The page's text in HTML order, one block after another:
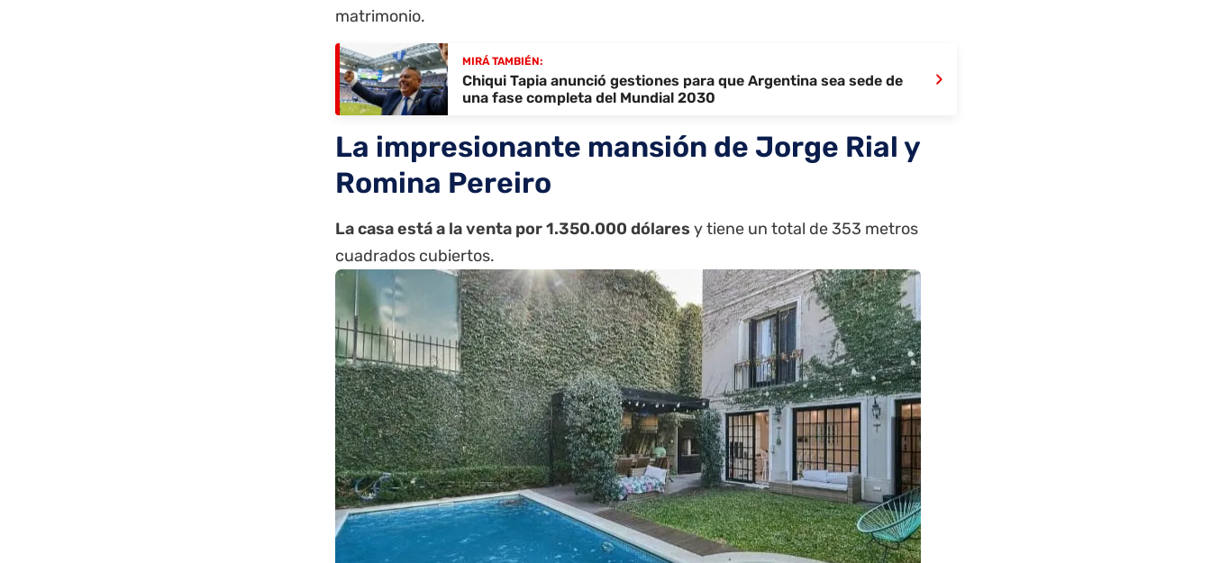
matrimonio.
MIRÁ TAMBIÉN:
Chiqui Tapia anunció gestiones para que Argentina sea sede de
una fase completa del Mundial 2030
›
La impresionante mansión de Jorge Rial y
Romina Pereiro
La casa está a la venta por 1.350.000 dólares y tiene un total de 353 metros
cuadrados cubiertos.